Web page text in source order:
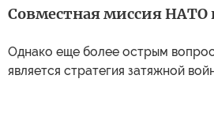
Совместная миссия НАТО
Однако еще более острым
является стратегия затяжной